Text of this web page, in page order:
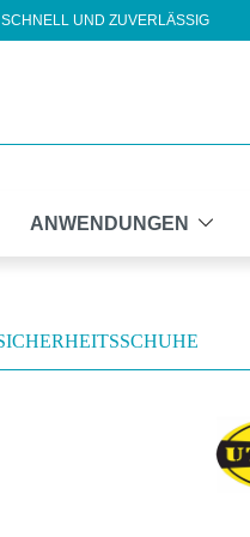
SCHNELL UND ZUVERLÄSSIG
ANWENDUNGEN